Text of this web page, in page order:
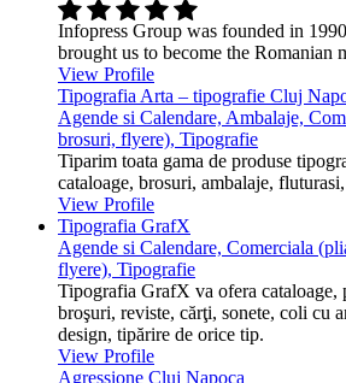
Infopress Group was founded in
brought us to become the Romanian
View Profile
Tipografia Arta – tipografie Cluj
Agende si Calendare, Ambalaje,
brosuri, flyere), Tipografie
Tiparim toata gama de produse
cataloage, brosuri, ambalaje,
View Profile
Tipografia GrafX
Agende si Calendare, Comerciala
flyere), Tipografie
Tipografia GrafX va ofera cataloage,
broşuri, reviste, cărţi, sonete, coli cu
design, tipărire de orice tip.
View Profile
Agressione Cluj Napoca